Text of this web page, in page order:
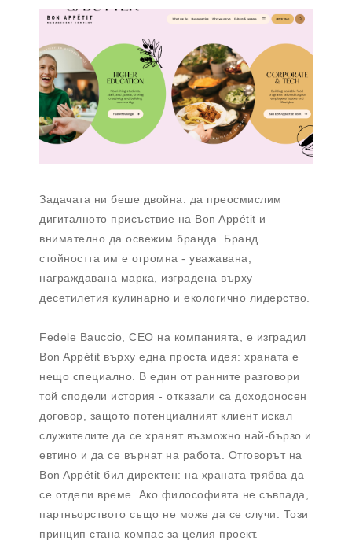
Задачата ни беше двойна: да преосмислим
дигиталното присъствие на Bon Appétit и
внимателно да освежим бранда. Бранд
стойността им е огромна - уважавана,
награждавана марка, изградена върху
десетилетия кулинарно и екологично лидерство.
Fedele Bauccio, CEO на компанията, е изградил
Bon Appétit върху една проста идея: храната е
нещо специално. В един от ранните разговори
той сподели история - отказали са доходоносен
договор, защото потенциалният клиент искал
служителите да се хранят възможно най-бързо и
евтино и да се върнат на работа. Отговорът на
Bon Appétit бил директен: на храната трябва да
се отдели време. Ако философията не съвпада,
партньорството също не може да се случи. Този
принцип стана компас за целия проект.